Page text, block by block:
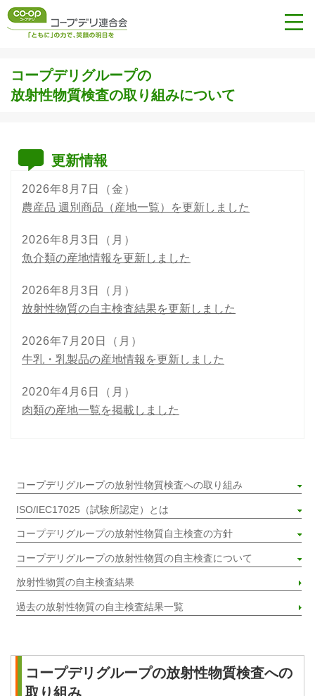
コープデリグループの
放射性物質検査の取り組みについて
更新情報
2026年8月7日（金）
農産品 週別商品（産地一覧）を更新しました
2026年8月3日（月）
魚介類の産地情報を更新しました
2026年8月3日（月）
放射性物質の自主検査結果を更新しました
2026年7月20日（月）
牛乳・乳製品の産地情報を更新しました
2020年4月6日（月）
肉類の産地一覧を掲載しました
コープデリグループの放射性物質検査への取り組み
ISO/IEC17025（試験所認定）とは
コープデリグループの放射性物質自主検査の方針
コープデリグループの放射性物質の自主検査について
放射性物質の自主検査結果
過去の放射性物質の自主検査結果一覧
コープデリグループの放射性物質検査への
取り組み